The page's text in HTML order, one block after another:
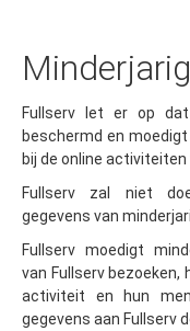
Fullserv let er op
beschermd en
bij de online activiteiten
Fullserv zal niet
gegevens van
Fullserv moedigt
van Fullserv bezoeken,
activiteit en hun
gegevens aan Fullserv